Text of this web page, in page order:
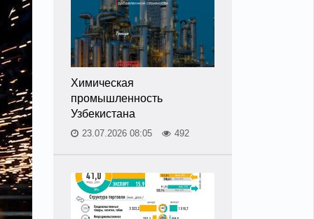
Химическая
промышленность
Узбекистана
23.07.2026 08:05 492